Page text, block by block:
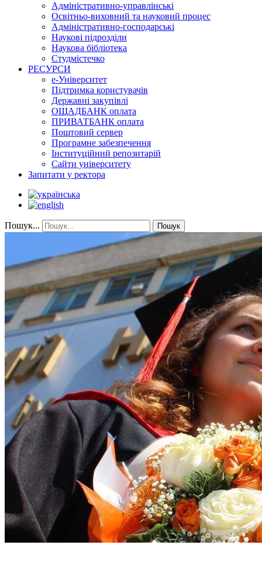
Адміністративно-управлінські
Освітньо-виховний та науковий процес
Адміністративно-господарські
Наукові підрозділи
Наукова бібліотека
Студмістечко
РЕСУРСИ
е-Університет
Підтримка користувачів
Державні закупівлі
ОЩАДБАНК оплата
ПРИВАТБАНК оплата
Поштовий сервер
Програмне забезпечення
Інституційний репозитарій
Сайти університету
Запитати у ректора
Пошук... Пошук